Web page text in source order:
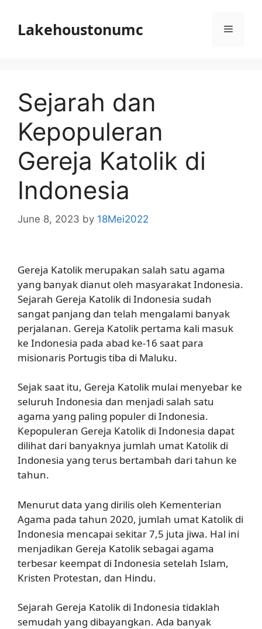
contentLakehoustonumc Menu
Sejarah dan
Kepopuleran
Gereja Katolik di
Indonesia
June 8, 2023 by 18Mei2022
Gereja Katolik merupakan salah satu agama
yang banyak dianut oleh masyarakat Indonesia.
Sejarah Gereja Katolik di Indonesia sudah
sangat panjang dan telah mengalami banyak
perjalanan. Gereja Katolik pertama kali masuk
ke Indonesia pada abad ke-16 saat para
misionaris Portugis tiba di Maluku.
Sejak saat itu, Gereja Katolik mulai menyebar ke
seluruh Indonesia dan menjadi salah satu
agama yang paling populer di Indonesia.
Kepopuleran Gereja Katolik di Indonesia dapat
dilihat dari banyaknya jumlah umat Katolik di
Indonesia yang terus bertambah dari tahun ke
tahun.
Menurut data yang dirilis oleh Kementerian
Agama pada tahun 2020, jumlah umat Katolik di
Indonesia mencapai sekitar 7,5 juta jiwa. Hal ini
menjadikan Gereja Katolik sebagai agama
terbesar keempat di Indonesia setelah Islam,
Kristen Protestan, dan Hindu.
Sejarah Gereja Katolik di Indonesia tidaklah
semudah yang dibayangkan. Ada banyak